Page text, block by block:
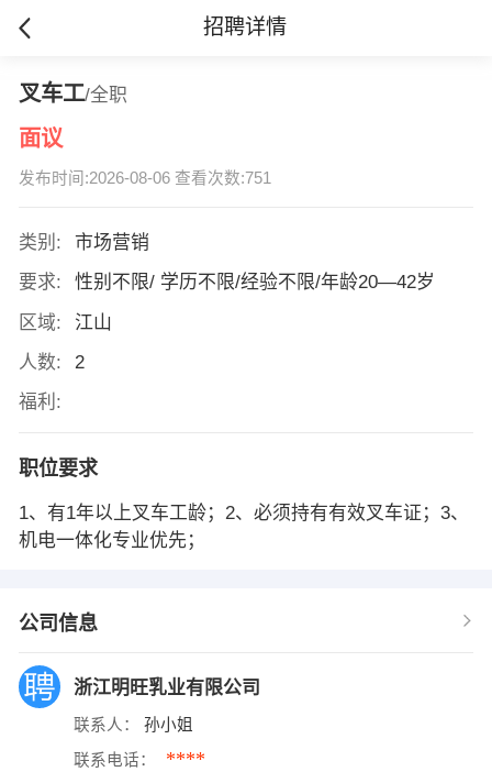
招聘详情
叉车工/全职
面议
发布时间:2026-08-06 查看次数:751
类别:
市场营销
要求:
性别不限/ 学历不限/经验不限/年龄20—42岁
区域:
江山
人数:
2
福利:
职位要求
1、有1年以上叉车工龄；2、必须持有有效叉车证；3、
机电一体化专业优先；
公司信息
浙江明旺乳业有限公司
联系人： 孙小姐
联系电话： ****